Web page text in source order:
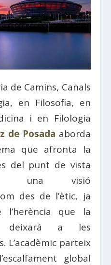
de Camins, Canals
en Filosofia, en
i en Filologia
de Posada aborda
que afronta la
del punt de vista
una visió
des de l’ètic, ja
que la
deixarà a les
L’acadèmic parteix
global